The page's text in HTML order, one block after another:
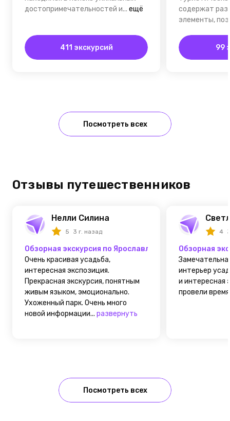
достопримечательностей и... ещё
411 экскурсий
содержат
элементы,
99
Посмотреть всех
Отзывы путешественников
Нелли Силина
5 3 г. назад
Обзорная экскурсия по Ярославлю и посещение
Очень красивая усадьба,
интересная экспозиция.
Прекрасная экскурсия, понятным
живым языком, эмоционально.
Ухоженный парк. Очень много
новой информации... развернуть
4
Обзорная
интерьер
и интересная
провели
Посмотреть всех